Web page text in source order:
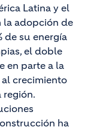
Latina y el
la adopción de
de su energía
el doble
en parte a la
crecimiento
región.
ha